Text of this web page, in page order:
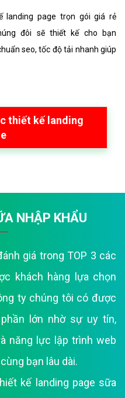
landing page trọn gói giá rẻ
đôi sẽ thiết kế cho bạn
seo, tốc độ tải nhanh giúp
thiết kế landing
NHẬP KHẨU
giá trong TOP 3 các
khách hàng lựa chọn
ty chúng tôi có được
lớn nhờ sự uy tín,
năng lực lập trình web
bạn lâu dài.
kế landing page sữa